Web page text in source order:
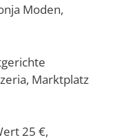
Moden,
Marktplatz
25 €,